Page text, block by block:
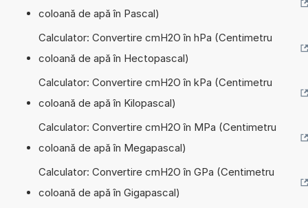
coloană de apă în Pascal)
Calculator: Convertire cmH2O în hPa (Centimetru
coloană de apă în Hectopascal)
Calculator: Convertire cmH2O în kPa (Centimetru
coloană de apă în Kilopascal)
Calculator: Convertire cmH2O în MPa (Centimetru
coloană de apă în Megapascal)
Calculator: Convertire cmH2O în GPa (Centimetru
coloană de apă în Gigapascal)